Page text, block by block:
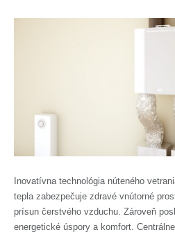
Inovatívna technológia núteného
tepla zabezpečuje zdravé vnútorné
prísun čerstvého vzduchu. Zároveň
energetické úspory a komfort. Centrálne